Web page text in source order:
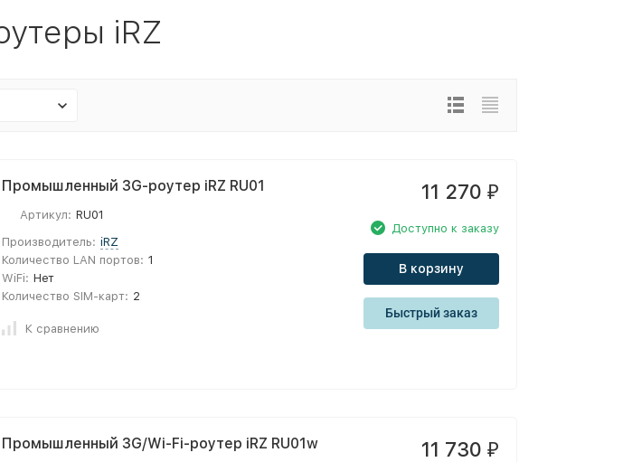
iRZ
Промышленный 3G-роутер iRZ RU01
Артикул: RU01
Производитель: iRZ
Количество LAN портов: 1
WiFi: Нет
Количество SIM-карт: 2
К сравнению
11 270 ₽
Доступно к заказу
В корзину
Быстрый заказ
Промышленный 3G/Wi-Fi-роутер iRZ RU01w 11 730 ₽